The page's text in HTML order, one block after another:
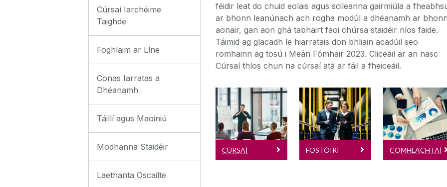
Cúrsaí Iarchéime
Taighde
Foghlaim ar Líne
Conas Iarratas a
Dhéanamh
Táillí agus Maoiniú
Modhanna Staidéir
Laethanta Oscailte
féidir leat do chuid eolais agus scileanna gairmiúla a
ar bhonn leanúnach ach rogha modúl a dhéanamh ar
aonair, gan aon ghá tabhairt faoi chúrsa staidéir níos faide.
Táimid ag glacadh le hiarratais don bhliain acadúil seo
romhainn ag tosú i Meán Fómhair 2023. Cliceáil ar an nasc
Cúrsaí thíos chun na cúrsaí atá ar fáil a fheiceáil.
Cúrsaí
Cuirtear cúrsaí
nua ar fáil go
rialta, seiceáil
chun
CÚRSAÍ
Fostóirí
Conas
breisoiliúint a
chur ar do
lucht oibre
FOSTÓIRÍ
Comhlachtaí
Gairmiúla
Eolas maidir le
creidiúnú CPD
do bhur mbaill
COMHLACHTAÍ